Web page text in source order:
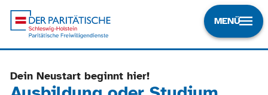
MENÜ
Dein Neustart beginnt hier!